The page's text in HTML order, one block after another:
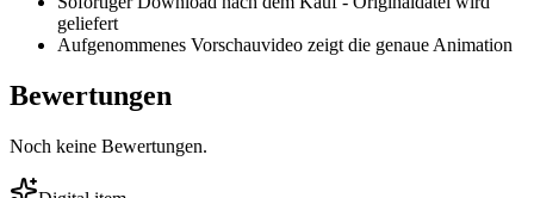
geliefert
Aufgenommenes Vorschauvideo zeigt die genaue Animation
Bewertungen
Noch keine Bewertungen.